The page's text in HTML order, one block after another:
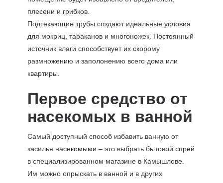
плесени и грибков.
Подтекающие трубы создают идеальные условия
для мокриц, тараканов и многоножек. Постоянный
источник влаги способствует их скорому
размножению и заполонению всего дома или
квартиры.
Первое средство от
насекомых в ванной
Самый доступный способ избавить ванную от
засилья насекомыми – это выбрать бытовой спрей
в специализированном магазине в Камышлове.
Им можно опрыскать в ванной и в других